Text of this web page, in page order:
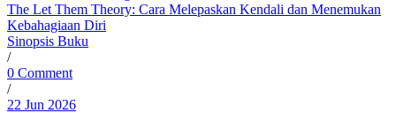
The Let Them Theory: Cara Melepaskan Kendali dan Menemukan
Kebahagiaan Diri
Sinopsis Buku
/
0 Comment
/
22 Jun 2026